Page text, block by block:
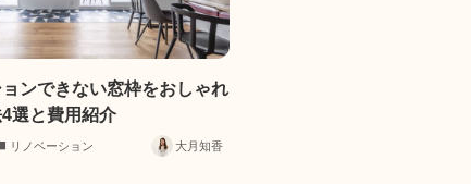
ンできない窓枠をおしゃれ
選と費用紹介
リノベーション 大月知香